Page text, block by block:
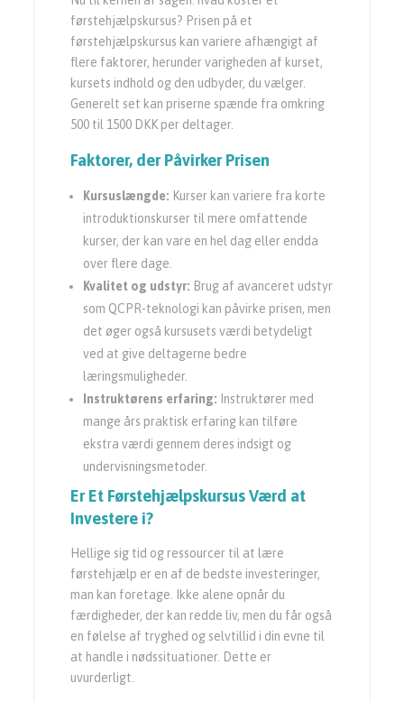
førstehjælpskursus? Prisen på et
førstehjælpskursus kan variere afhængigt af
flere faktorer, herunder varigheden af kurset,
kursets indhold og den udbyder, du vælger.
Generelt set kan priserne spænde fra omkring
500 til 1500 DKK per deltager.
Faktorer, der Påvirker Prisen
Kursuslængde: Kurser kan variere fra korte
introduktionskurser til mere omfattende
kurser, der kan vare en hel dag eller endda
over flere dage.
Kvalitet og udstyr: Brug af avanceret udstyr
som QCPR-teknologi kan påvirke prisen, men
det øger også kursusets værdi betydeligt
ved at give deltagerne bedre
læringsmuligheder.
Instruktørens erfaring: Instruktører med
mange års praktisk erfaring kan tilføre
ekstra værdi gennem deres indsigt og
undervisningsmetoder.
Er Et Førstehjælpskursus Værd at
Investere i?
Hellige sig tid og ressourcer til at lære
førstehjælp er en af de bedste investeringer,
man kan foretage. Ikke alene opnår du
færdigheder, der kan redde liv, men du får også
en følelse af tryghed og selvtillid i din evne til
at handle i nødssituationer. Dette er
uvurderligt.